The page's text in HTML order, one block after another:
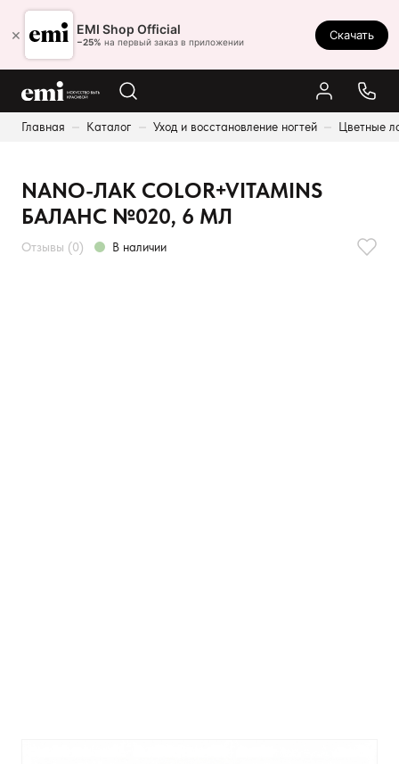
× EMI Shop Official
−25% на первый заказ в приложении
Скачать
Главная Каталог Уход и восстановление ногтей Цветные
Ростов-на-Дону
8 (800) 550-86-95
Каталог
Оплата и доставка
NANO-ЛАК COLOR+VITAMINS
БАЛАНС №020, 6 МЛ
Отзывы (0) В наличии